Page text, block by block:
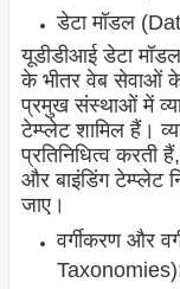
डेटा मॉडल
यूडीडीआई डेटा
के भीतर वेब सेवाओं के
प्रमुख संस्थाओं में
टेम्प्लेट शामिल हैं।
प्रतिनिधित्व करती
और बाइंडिंग टेम्प्लेट
जाए।
वर्गीकरण और